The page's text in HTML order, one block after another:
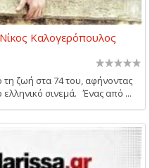
Καλογερόπουλος
ζωή στα 74 του, αφήνοντας
σινεμά. Ένας από ...